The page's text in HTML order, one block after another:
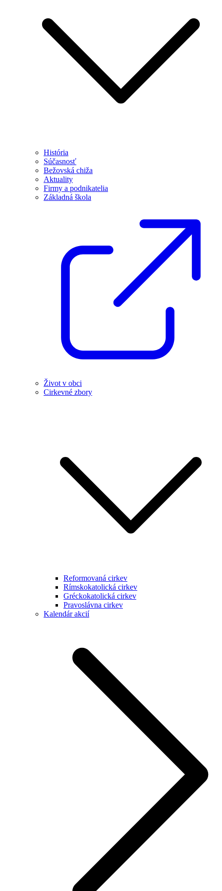
História
Súčasnosť
Bežovská chiža
Aktuality
Firmy a podnikatelia
Základná škola
Život v obci
Cirkevné zbory
Reformovaná cirkev
Rímskokatolická cirkev
Gréckokatolická cirkev
Pravoslávna cirkev
Kalendár akcií